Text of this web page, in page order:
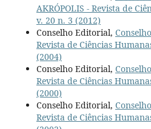
AKRÓPOLIS - Revista de
v. 20 n. 3 (2012)
Conselho Editorial,
Revista de Ciências
(2004)
Conselho Editorial,
Revista de Ciências
(2000)
Conselho Editorial,
Revista de Ciências